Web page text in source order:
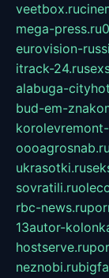
veetbox.ru
mega-press.ru
eurovision-
itrack-24.ru
alabuga-
bud-em-
oooagrosnab.ru
ukrasotki.ru
sovratili.ru
rbc-news.ru
13autor-
hostserve.ru
neznobi.ru